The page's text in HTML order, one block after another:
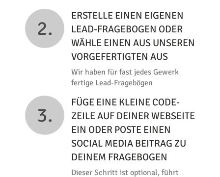
2.
ERSTELLE EINEN EIGENEN
LEAD-FRAGEBOGEN ODER
WÄHLE EINEN AUS UNSEREN
VORGEFERTIGTEN AUS
Wir haben für fast jedes Gewerk
fertige Lead-Fragebögen
3.
FÜGE EINE KLEINE CODE-
ZEILE AUF DEINER WEBSEITE
EIN ODER POSTE EINEN
SOCIAL MEDIA BEITRAG ZU
DEINEM FRAGEBOGEN
Dieser Schritt ist optional, führt